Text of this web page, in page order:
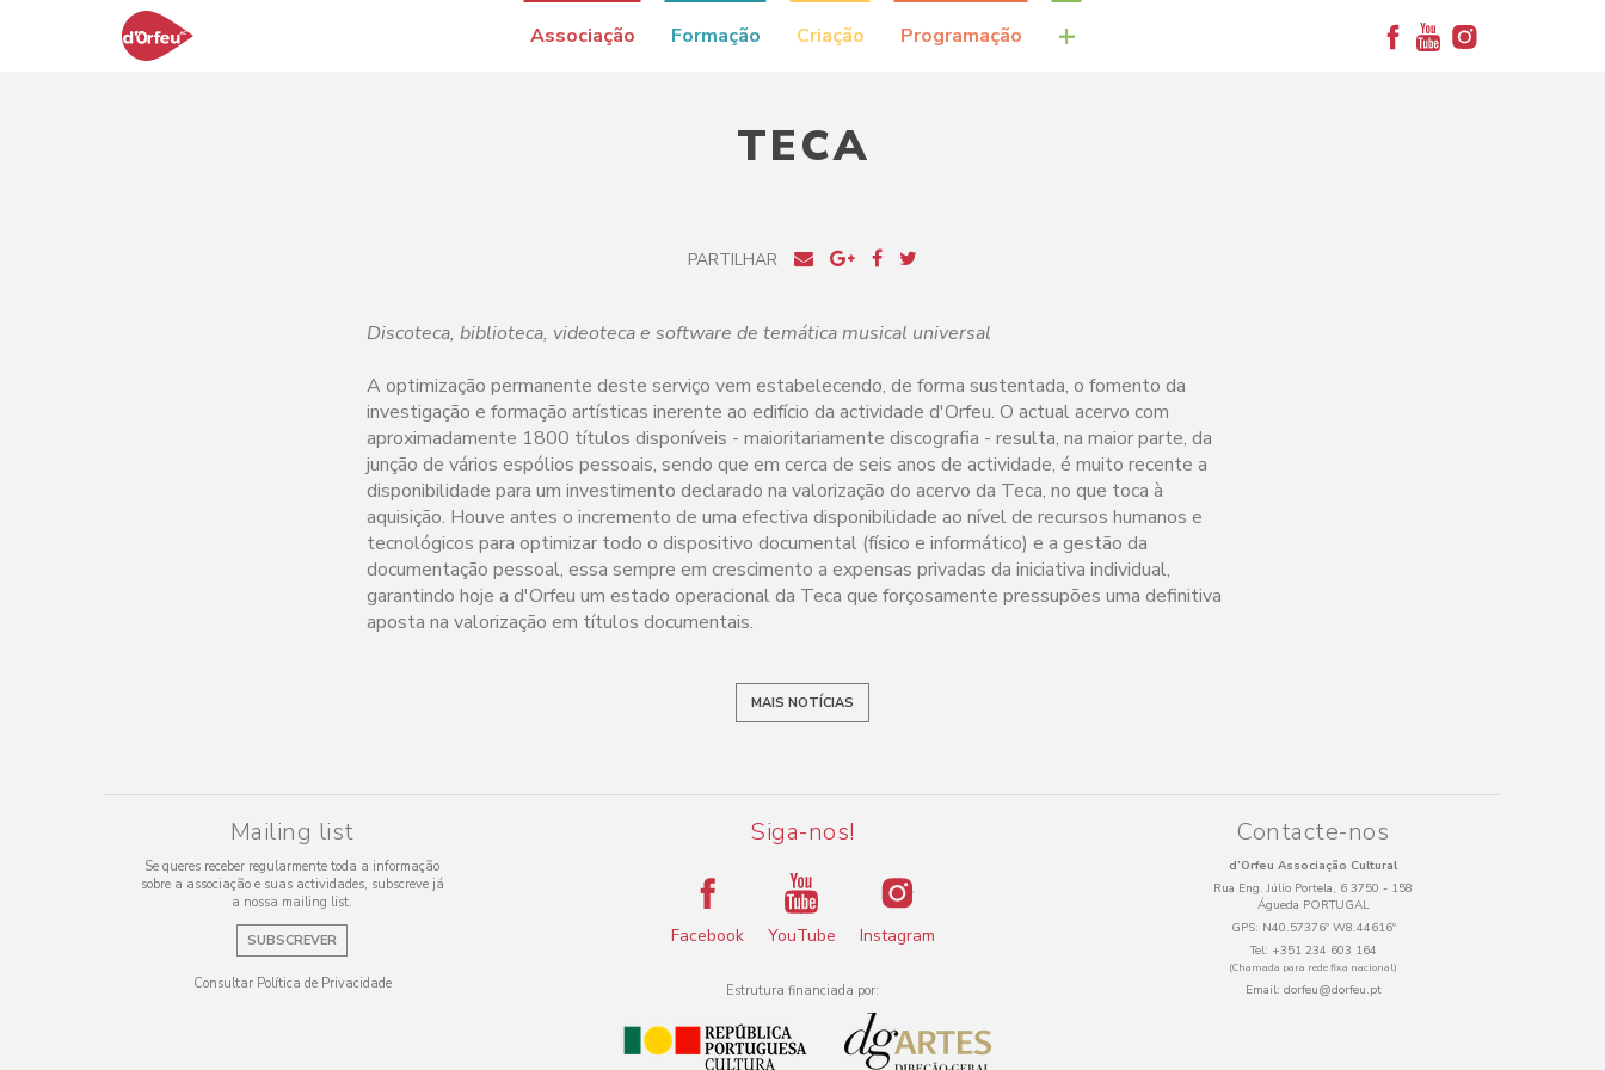
Associação Formação Criação Programação +
TECA
PARTILHAR
Discoteca, biblioteca, videoteca e software de temática musical universal
A optimização permanente deste serviço vem estabelecendo, de forma sustentada, o fomento da
investigação e formação artísticas inerente ao edifício da actividade d'Orfeu. O actual acervo com
aproximadamente 1800 títulos disponíveis - maioritariamente discografia - resulta, na maior parte, da
junção de vários espólios pessoais, sendo que em cerca de seis anos de actividade, é muito recente a
disponibilidade para um investimento declarado na valorização do acervo da Teca, no que toca à
aquisição. Houve antes o incremento de uma efectiva disponibilidade ao nível de recursos humanos e
tecnológicos para optimizar todo o dispositivo documental (físico e informático) e a gestão da
documentação pessoal, essa sempre em crescimento a expensas privadas da iniciativa individual,
garantindo hoje a d'Orfeu um estado operacional da Teca que forçosamente pressupões uma definitiva
aposta na valorização em títulos documentais.
MAIS NOTÍCIAS
Mailing list
Se queres receber regularmente toda a informação
sobre a associação e suas actividades, subscreve já
a nossa mailing list.
SUBSCREVER
Consultar Política de Privacidade
Siga-nos!
Facebook YouTube Instagram
Estrutura financiada por:
Contacte-nos
d’Orfeu Associação Cultural
Rua Eng. Júlio Portela, 6 3750 - 158
Águeda PORTUGAL
GPS: N40.57376º W8.44616º
Tel: +351 234 603 164
(Chamada para rede fixa nacional)
Email: dorfeu@dorfeu.pt